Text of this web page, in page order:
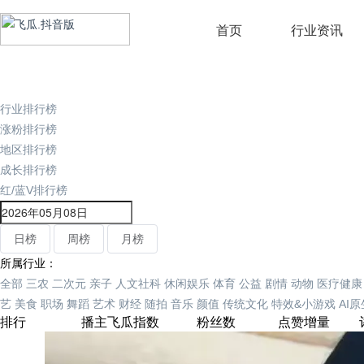
首页 行业资讯
行业排行榜
涨粉排行榜
地区排行榜
成长排行榜
红/蓝V排行榜
日榜 周榜
月榜
所属行业：
全部 三农 二次元 亲子 人文社科 休闲娱乐 体育 公益 剧情 动物 医疗健康
艺 美食 职场 舞蹈 艺术 财经 随拍 音乐 颜值 传统文化 特效&小游戏 AI原
排行 播主飞瓜指数 粉丝数 点赞增量